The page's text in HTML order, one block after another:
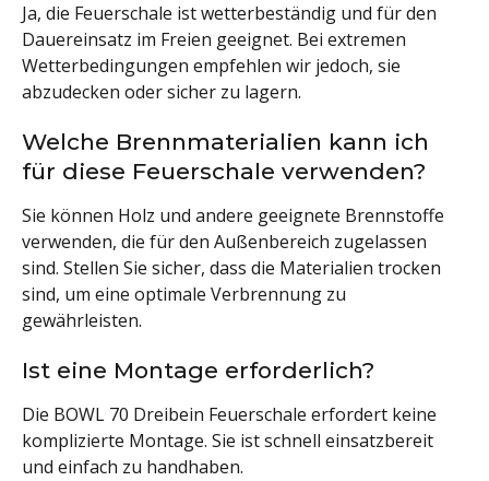
Ja, die Feuerschale ist wetterbeständig und für den
Dauereinsatz im Freien geeignet. Bei extremen
Wetterbedingungen empfehlen wir jedoch, sie
abzudecken oder sicher zu lagern.
Welche Brennmaterialien kann ich
für diese Feuerschale verwenden?
Sie können Holz und andere geeignete Brennstoffe
verwenden, die für den Außenbereich zugelassen
sind. Stellen Sie sicher, dass die Materialien trocken
sind, um eine optimale Verbrennung zu
gewährleisten.
Ist eine Montage erforderlich?
Die BOWL 70 Dreibein Feuerschale erfordert keine
komplizierte Montage. Sie ist schnell einsatzbereit
und einfach zu handhaben.